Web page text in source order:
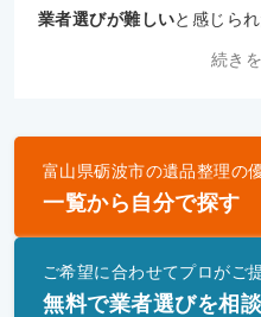
業者選びが難しいと感じら
優良業者とは
一般財団法人遺品整理認
士」資格を持つ事業者の
続き
富山県砺波市の遺品整理の
一覧から自分で探す
ご希望に合わせてプロがご
無料で業者選びを相